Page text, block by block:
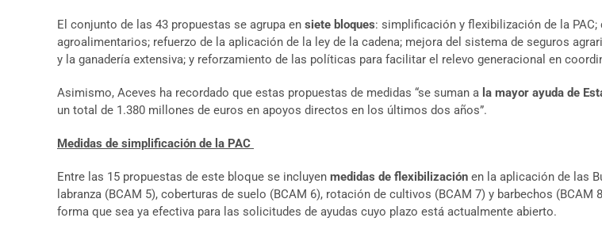
El conjunto de las 43 propuestas se agrupa en siete bloques: simplificación y flexibilización de la
agroalimentarios; refuerzo de la aplicación de la ley de la cadena; mejora del sistema de seguros
y la ganadería extensiva; y reforzamiento de las políticas para facilitar el relevo generacional en
Asimismo, Aceves ha recordado que estas propuestas de medidas “se suman a la mayor ayuda de
un total de 1.380 millones de euros en apoyos directos en los últimos dos años”.
Medidas de simplificación de la PAC
Entre las 15 propuestas de este bloque se incluyen medidas de flexibilización en la aplicación de las
labranza (BCAM 5), coberturas de suelo (BCAM 6), rotación de cultivos (BCAM 7) y barbechos
forma que sea ya efectiva para las solicitudes de ayudas cuyo plazo está actualmente abierto.